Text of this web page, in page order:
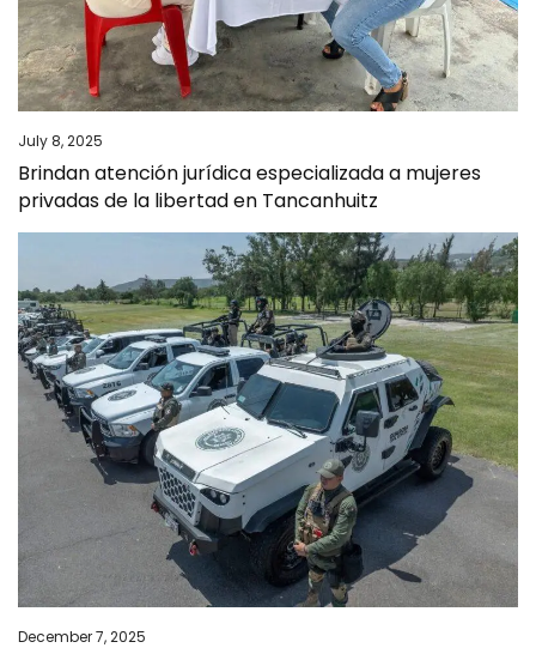
July 8, 2025
Brindan atención jurídica especializada a mujeres
privadas de la libertad en Tancanhuitz
December 7, 2025